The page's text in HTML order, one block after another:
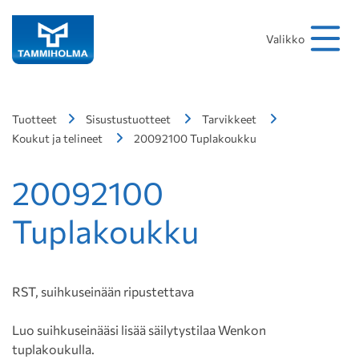
Valikko
Tuotteet Sisustustuotteet
Tarvikkeet
Koukut ja telineet
20092100 Tuplakoukku
20092100
Tuplakoukku
RST, suihkuseinään ripustettava
Luo suihkuseinääsi lisää säilytystilaa Wenkon
tuplakoukulla.